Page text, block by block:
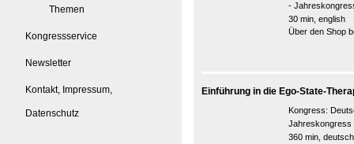
Themen
Kongressservice
Newsletter
Kontakt, Impressum,
Datenschutz
-
30 min, english
Über den Shop
Einführung in die Ego-State-
Kongress:
Jahreskongress
360 min, deutsch